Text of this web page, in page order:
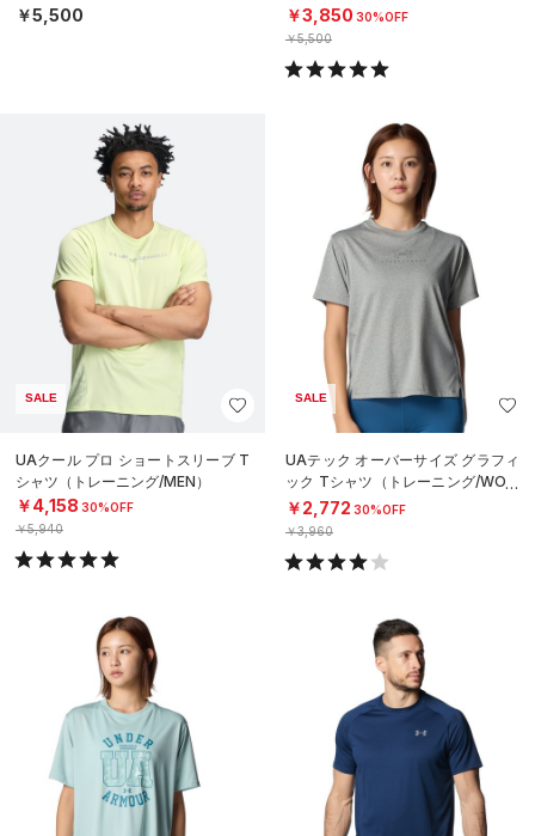
EN）
￥5,500
N）
￥3,850 30%OFF
￥5,500
SALE
UAクール プロ ショートスリーブ T
シャツ（トレーニング/MEN）
￥4,158 30%OFF
￥5,940
SALE
UAテック オーバーサイズ グラフィ
ック Tシャツ（トレーニング/WOM
EN）
￥2,772 30%OFF
￥3,960